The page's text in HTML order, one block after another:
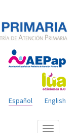
English
Español
Mostrar